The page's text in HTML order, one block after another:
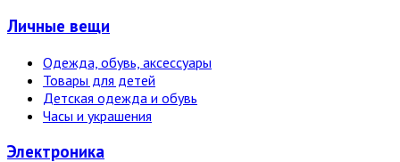
Личные вещи
Одежда, обувь, аксессуары
Товары для детей
Детская одежда и обувь
Часы и украшения
Электро­ника